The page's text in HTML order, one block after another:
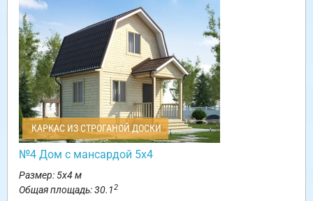
КАРКАС ИЗ СТРОГАНОЙ ДОСКИ
№4 Дом с мансардой 5х4
Размер: 5х4 м
Общая площадь: 30.12